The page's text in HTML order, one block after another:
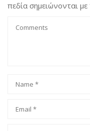
πεδία σημειώνονται με